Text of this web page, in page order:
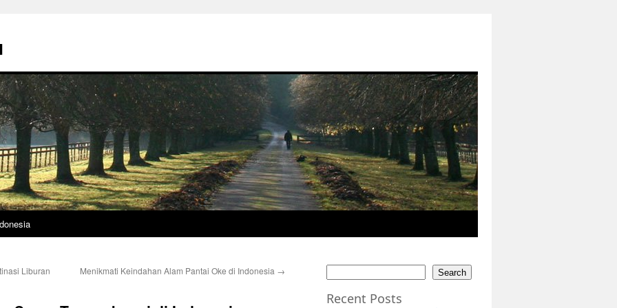
Liburan
Menikmati Keindahan Alam Pantai Oke di Indonesia → Search
Recent Posts